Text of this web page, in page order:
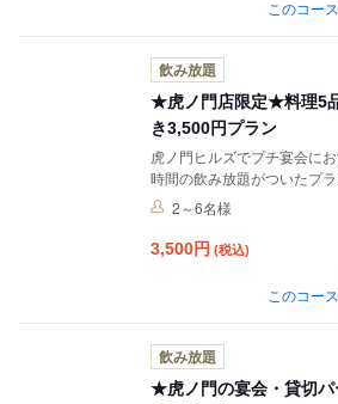
このコー
飲み放題
★虎ノ門店限定★料理5
き3,500円プラン
虎ノ門ヒルズでプチ宴会に
時間の飲み放題がついたプラ
2～6名様
3,500円 (税込)
このコー
飲み放題
★虎ノ門の宴会・貸切